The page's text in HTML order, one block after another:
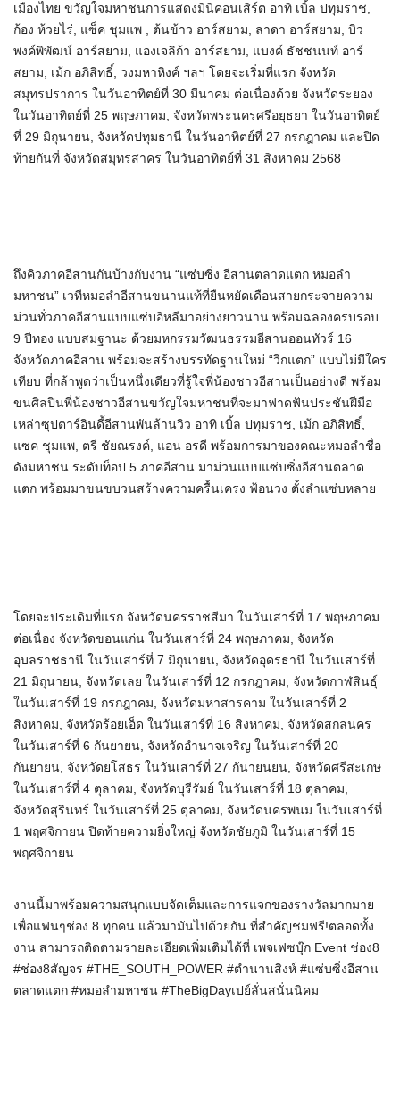
เมืองไทย ขวัญใจมหาชนการแสดงมินิคอนเสิร์ต อาทิ เบิ้ล ปทุมราช,
ก้อง ห้วยไร่, แซ็ค ชุมแพ , ต้นข้าว อาร์สยาม, ลาดา อาร์สยาม, บิว
พงค์พิพัฒน์ อาร์สยาม, แองเจลิก้า อาร์สยาม, แบงค์ ธัชชนนท์ อาร์
สยาม, เม้ก อภิสิทธิ์, วงมหาหิงค์ ฯลฯ โดยจะเริ่มที่แรก จังหวัด
สมุทรปราการ ในวันอาทิตย์ที่ 30 มีนาคม ต่อเนื่องด้วย จังหวัดระยอง
ในวันอาทิตย์ที่ 25 พฤษภาคม, จังหวัดพระนครศรีอยุธยา ในวันอาทิตย์
ที่ 29 มิถุนายน, จังหวัดปทุมธานี ในวันอาทิตย์ที่ 27 กรกฎาคม และปิด
ท้ายกันที่ จังหวัดสมุทรสาคร ในวันอาทิตย์ที่ 31 สิงหาคม 2568
ถึงคิวภาคอีสานกันบ้างกับงาน “แซ่บซิ่ง อีสานตลาดแตก หมอลำ
มหาชน” เวทีหมอลำอีสานขนานแท้ที่ยืนหยัดเดือนสายกระจายความ
ม่วนทั่วภาคอีสานแบบแซ่บอิหลีมาอย่างยาวนาน พร้อมฉลองครบรอบ
9 ปีทอง แบบสมฐานะ ด้วยมหกรรมวัฒนธรรมอีสานออนทัวร์ 16
จังหวัดภาคอีสาน พร้อมจะสร้างบรรทัดฐานใหม่ “วิกแตก” แบบไม่มีใคร
เทียบ ที่กล้าพูดว่าเป็นหนึ่งเดียวที่รู้ใจพี่น้องชาวอีสานเป็นอย่างดี พร้อม
ขนศิลปินพี่น้องชาวอีสานขวัญใจมหาชนที่จะมาฟาดฟันประชันฝีมือ
เหล่าซุปตาร์อินดี้อีสานพันล้านวิว อาทิ เบิ้ล ปทุมราช, เม้ก อภิสิทธิ์,
แซค ชุมแพ, ตรี ชัยณรงค์, แอน อรดี พร้อมการมาของคณะหมอลำชื่อ
ดังมหาชน ระดับท็อป 5 ภาคอีสาน มาม่วนแบบแซ่บซิ่งอีสานตลาด
แตก พร้อมมาขนขบวนสร้างความครื้นเครง ฟ้อนวง ตั้งลำแซ่บหลาย
โดยจะประเดิมที่แรก จังหวัดนครราชสีมา ในวันเสาร์ที่ 17 พฤษภาคม
ต่อเนื่อง จังหวัดขอนแก่น ในวันเสาร์ที่ 24 พฤษภาคม, จังหวัด
อุบลราชธานี ในวันเสาร์ที่ 7 มิถุนายน, จังหวัดอุดรธานี ในวันเสาร์ที่
21 มิถุนายน, จังหวัดเลย ในวันเสาร์ที่ 12 กรกฎาคม, จังหวัดกาฬสินธุ์
ในวันเสาร์ที่ 19 กรกฎาคม, จังหวัดมหาสารคาม ในวันเสาร์ที่ 2
สิงหาคม, จังหวัดร้อยเอ็ด ในวันเสาร์ที่ 16 สิงหาคม, จังหวัดสกลนคร
ในวันเสาร์ที่ 6 กันยายน, จังหวัดอำนาจเจริญ ในวันเสาร์ที่ 20
กันยายน, จังหวัดยโสธร ในวันเสาร์ที่ 27 กันายนยน, จังหวัดศรีสะเกษ
ในวันเสาร์ที่ 4 ตุลาคม, จังหวัดบุรีรัมย์ ในวันเสาร์ที่ 18 ตุลาคม,
จังหวัดสุรินทร์ ในวันเสาร์ที่ 25 ตุลาคม, จังหวัดนครพนม ในวันเสาร์ที่
1 พฤศจิกายน ปิดท้ายความยิ่งใหญ่ จังหวัดชัยภูมิ ในวันเสาร์ที่ 15
พฤศจิกายน
งานนี้มาพร้อมความสนุกแบบจัดเต็มและการแจกของรางวัลมากมาย
เพื่อแฟนๆช่อง 8 ทุกคน แล้วมามันไปด้วยกัน ที่สำคัญชมฟรี!ตลอดทั้ง
งาน สามารถติดตามรายละเอียดเพิ่มเติมได้ที่ เพจเฟซบุ๊ก Event ช่อง8
#ช่อง8สัญจร #THE_SOUTH_POWER #ตำนานสิงห์ #แซ่บซิ่งอีสาน
ตลาดแตก #หมอลำมหาชน #TheBigDayเปย์ลั่นสนั่นนิคม